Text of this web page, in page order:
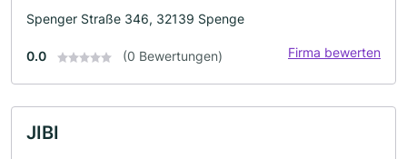
Spenger Straße 346, 32139 Spenge
0.0 (0 Bewertungen) Firma bewerten
JIBI